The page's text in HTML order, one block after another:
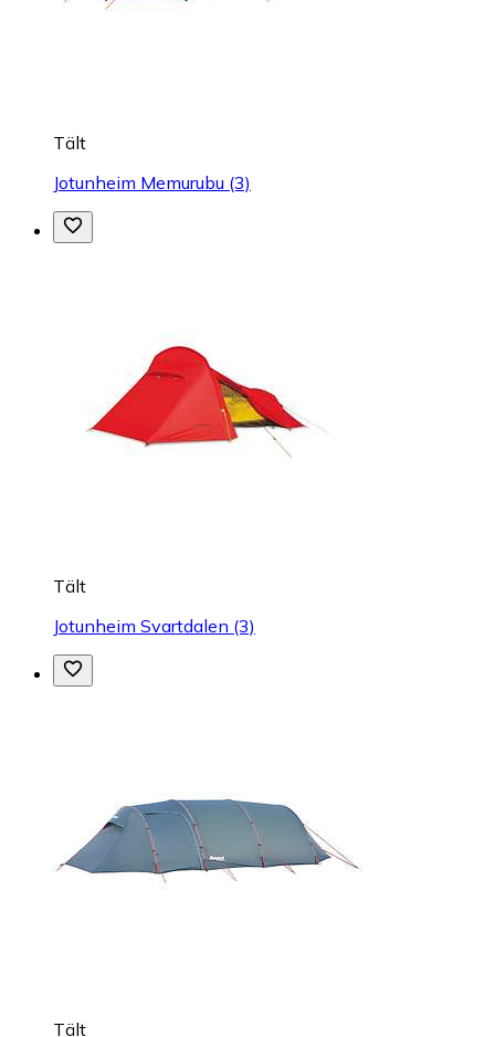
Tält
Jotunheim Memurubu (3)
Tält
Jotunheim Svartdalen (3)
Tält